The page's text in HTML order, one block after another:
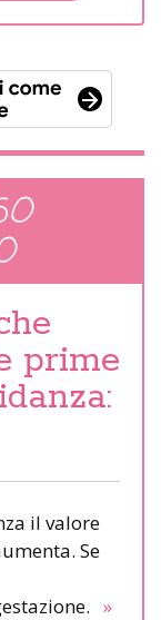
prime
il valore
Se
»